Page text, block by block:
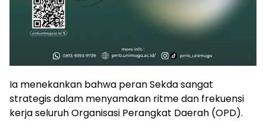
Ia menekankan bahwa peran Sekda sangat
strategis dalam menyamakan ritme dan frekuensi
kerja seluruh Organisasi Perangkat Daerah (OPD).